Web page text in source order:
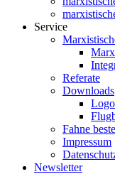
Service
Referate
Downloads
Fahne
Impressum
Newsletter